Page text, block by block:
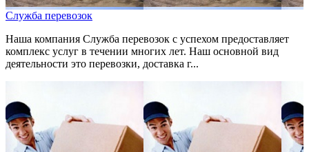
Служба перевозок
Наша компания Служба перевозок с успехом предоставляет
комплекс услуг в течении многих лет. Наш основной вид
деятельности это перевозки, доставка г...